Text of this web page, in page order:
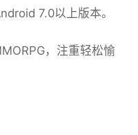
7.0以上版本。
，注重轻松愉